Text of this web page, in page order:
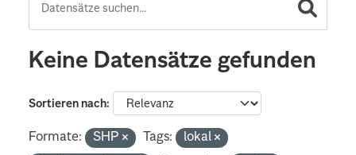
Keine Datensätze gefunden
Sortieren nach
Formate: SHP Tags:
lokal